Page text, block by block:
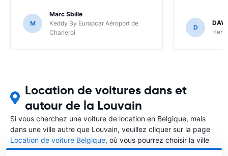
M
Marc Sbille
Keddy By Europcar Aéroport de
Charleroi
D
Location de voitures dans et
autour de la Louvain
Si vous cherchez une voiture de location en Belgique, mais
dans une ville autre que Louvain, veuillez cliquer sur la page
Location de voiture Belgique, où vous pourrez choisir la ville
dans le Belgique où vous souhaitez louer une voiture.